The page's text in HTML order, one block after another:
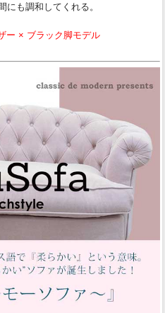
にも調和してくれる。
ー × ブラック脚モデル